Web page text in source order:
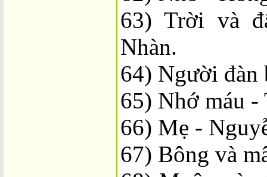
63) Trời và
Nhàn.
64) Người đàn
65) Nhớ máu
66) Mẹ -
67) Bông và